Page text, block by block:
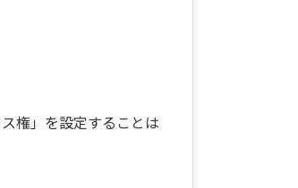
権」を設定することは